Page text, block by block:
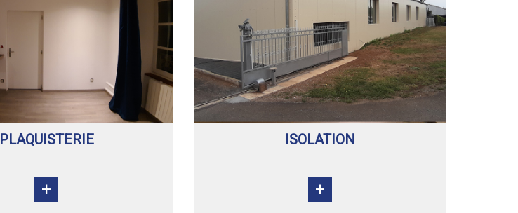
PLAQUISTERIE
+
ISOLATION
+